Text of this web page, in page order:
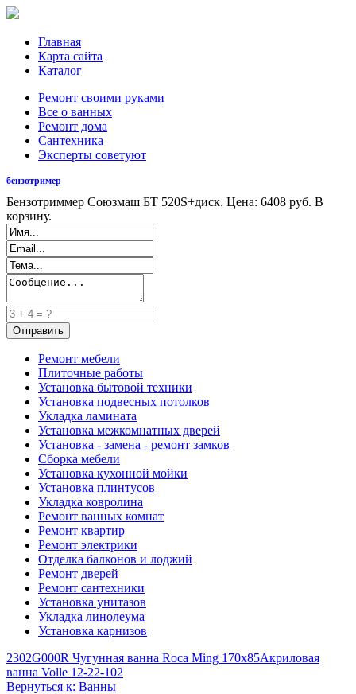
Главная
Карта сайта
Каталог
Ремонт своими руками
Все о ванных
Ремонт дома
Сантехника
Эксперты советуют
бензотример
Бензотриммер Союзмаш БТ 520S+диск. Цена: 6408 руб. В
корзину.
Ремонт мебели
Плиточные работы
Установка бытовой техники
Установка подвесных потолков
Укладка ламината
Установка межкомнатных дверей
Установка - замена - ремонт замков
Сборка мебели
Установка кухонной мойки
Установка плинтусов
Укладка ковролина
Ремонт ванных комнат
Ремонт квартир
Ремонт электрики
Отделка балконов и лоджий
Ремонт дверей
Ремонт сантехники
Установка унитазов
Укладка линолеума
Установка карнизов
2302G000R Чугунная ванна Roca Ming 170x85Акриловая
ванна Volle 12-22-102
Вернуться к: Ванны